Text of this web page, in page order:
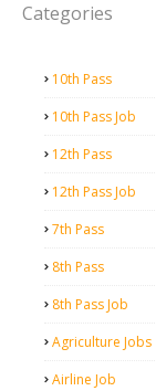
Categories
10th Pass
10th Pass Job
12th Pass
12th Pass Job
7th Pass
8th Pass
8th Pass Job
Agriculture Jobs
Airline Job